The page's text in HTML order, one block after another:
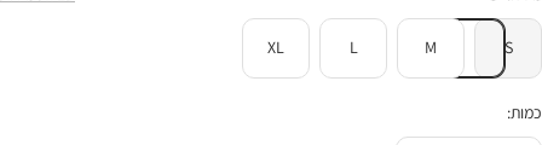
S
M
L
XL
כמות: